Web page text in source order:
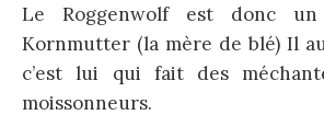
Le Roggenwolf est donc
Kornmutter (la mère de blé) Il
c’est lui qui fait des
moissonneurs.